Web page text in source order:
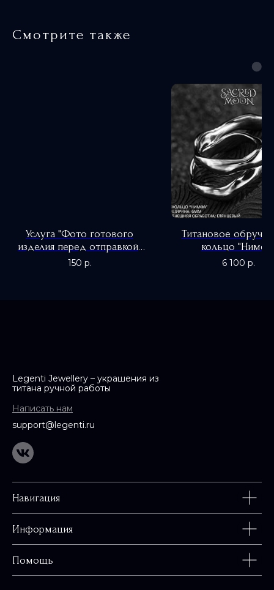
Смотрите также
Услуга "Фото готового
изделия перед отправкой"
(фото: фото)
150 р.
Титановое
кольцо
6 100 р.
Legenti Jewellery – украшения из
титана ручной работы
Написать нам
support@legenti.ru
Навигация
Информация
Помощь